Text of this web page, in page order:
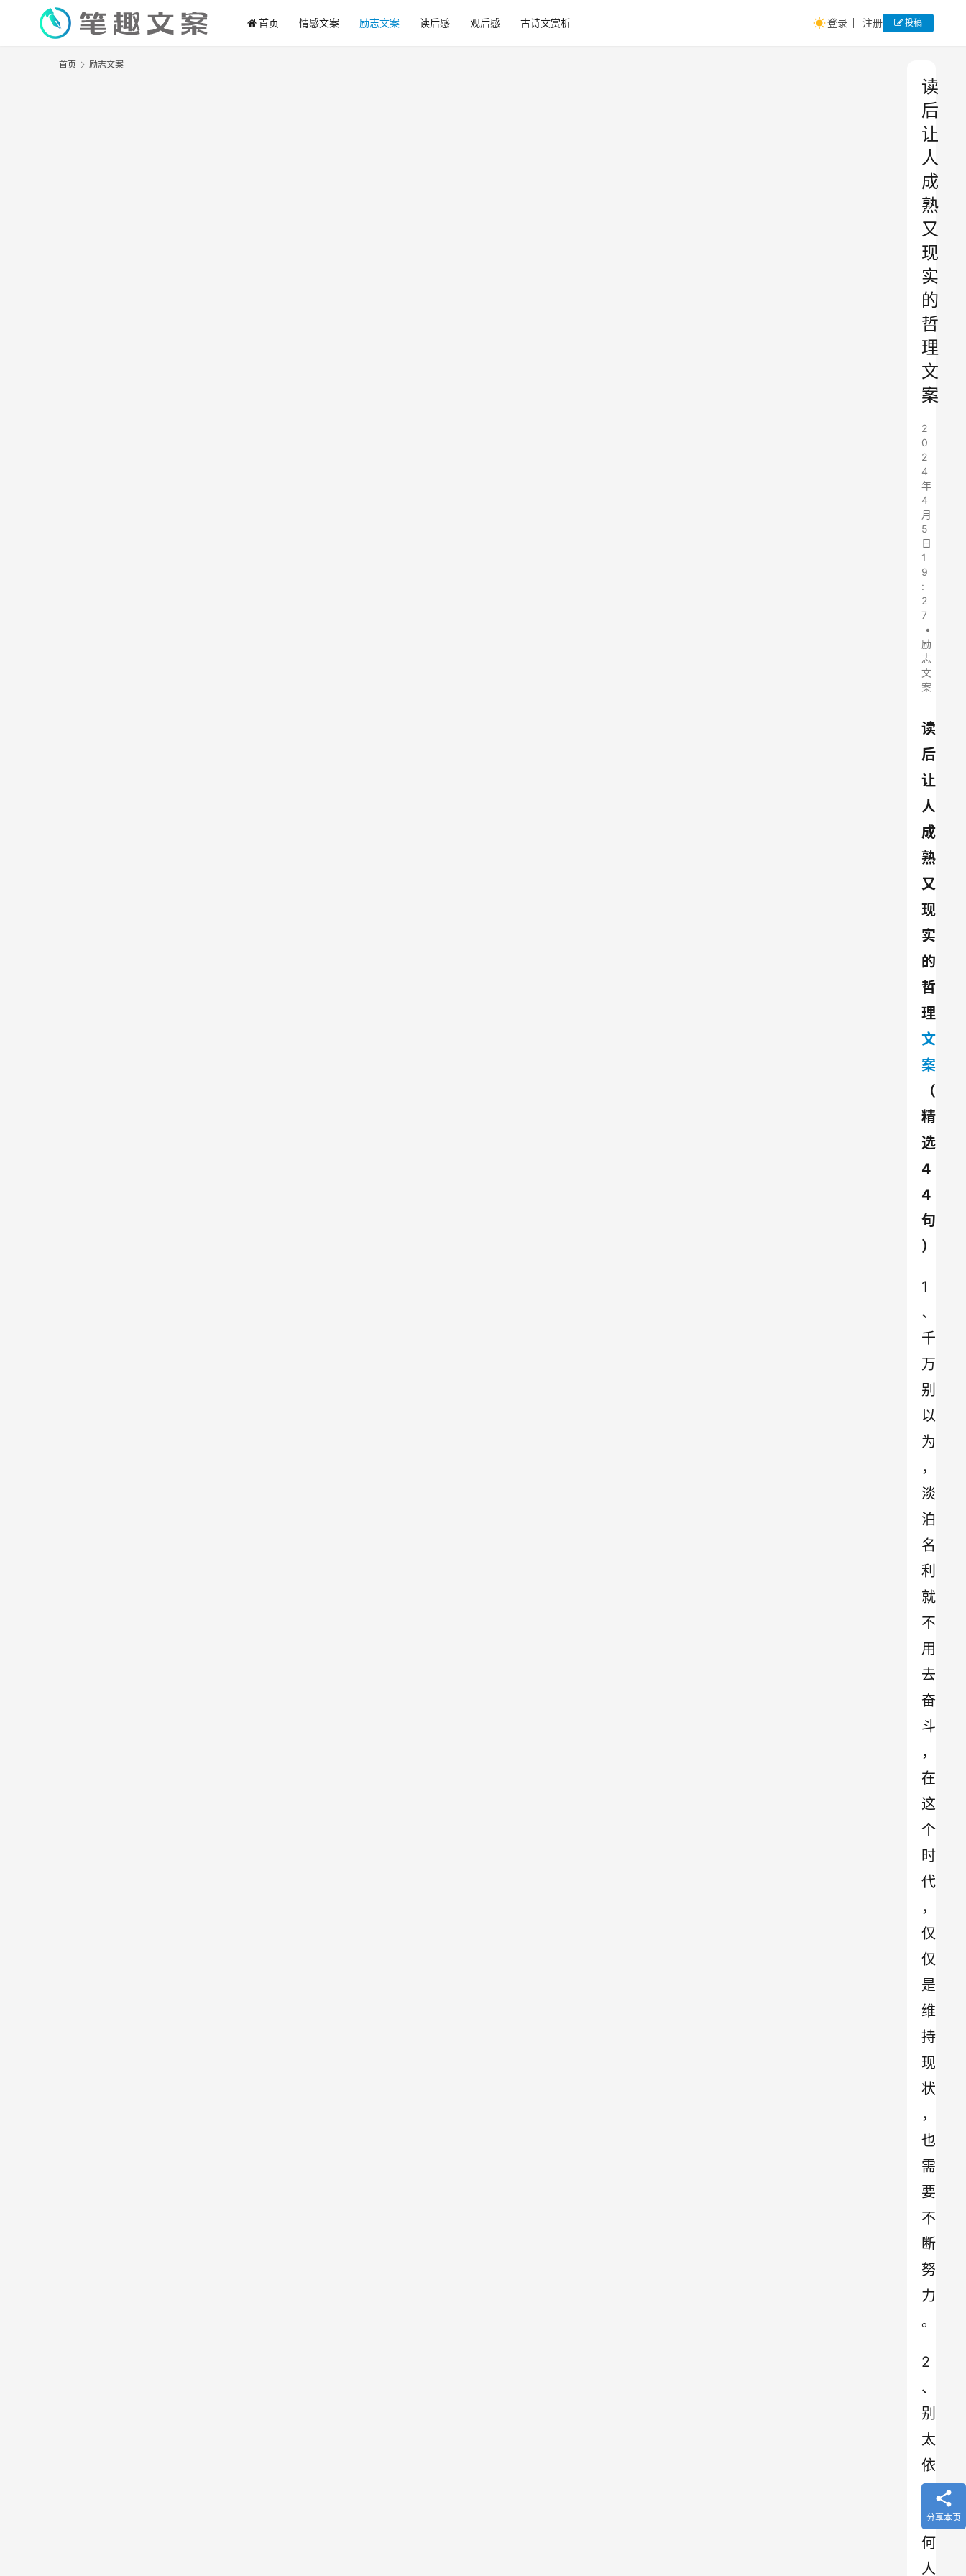
首页 情感文案 励志文案 读后感 观后感 古诗文赏析 登录 注册 投稿
首页 励志文案
读
后
让
人
成
熟
又
现
实
的
哲
理
文
案
2
0
2
4
年
4
月
5
日
1
9
:
2
7
•
励
志
文
案
读
后
让
人
成
熟
又
现
实
的
哲
理
文
案
（
精
选
4
4
句
）
1
、
千
万
别
以
为
，
淡
泊
名
利
就
不
用
去
奋
斗
，
在
这
个
时
代
，
仅
仅
是
维
持
现
状
，
也
需
要
不
断
努
力
。
2
、
别
太
依
靠
任
何
人
分享本页